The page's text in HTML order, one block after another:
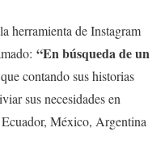
herramienta de Instagram
“En búsqueda de un
contando sus historias
sus necesidades en
México, Argentina